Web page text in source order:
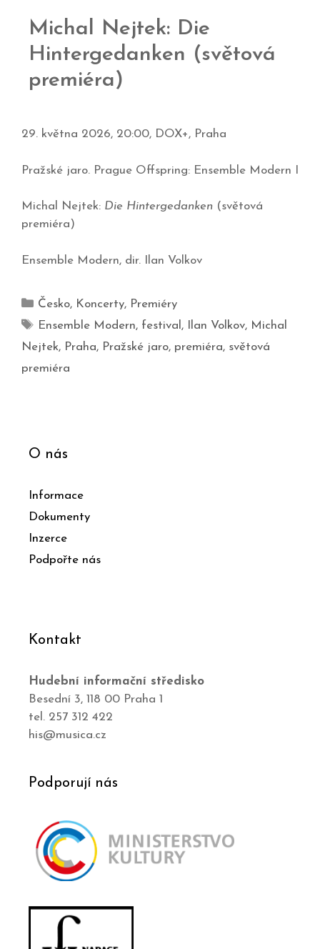
Michal Nejtek: Die
Hintergedanken (světová
premiéra)
29. května 2026, 20:00, DOX+, Praha
Pražské jaro. Prague Offspring: Ensemble Modern I
Michal Nejtek: Die Hintergedanken (světová
premiéra)
Ensemble Modern, dir. Ilan Volkov
Česko, Koncerty, Premiéry
Ensemble Modern, festival , Ilan Volkov, Michal
Nejtek, Praha, Pražské jaro, premiéra, světová
premiéra
O nás
Informace
Dokumenty
Inzerce
Podpořte nás
Kontakt
Hudební informační středisko
Besední 3, 118 00 Praha 1
tel. 257 312 422
his@musica.cz
Podporují nás